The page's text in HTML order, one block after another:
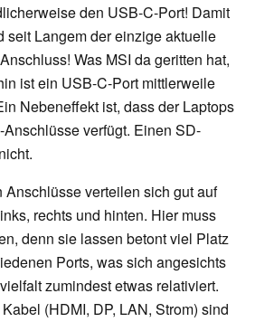
den USB-C-Port! Damit
seit Langem der einzige aktuelle
Was MSI da geritten hat,
ist ein USB-C-Port mittlerweile
Nebeneffekt ist, dass der Laptops
verfügt. Einen SD-
verteilen sich gut auf
rechts und hinten. Hier muss
denn sie lassen betont viel Platz
Ports, was sich angesichts
zumindest etwas relativiert.
(HDMI, DP, LAN, Strom) sind